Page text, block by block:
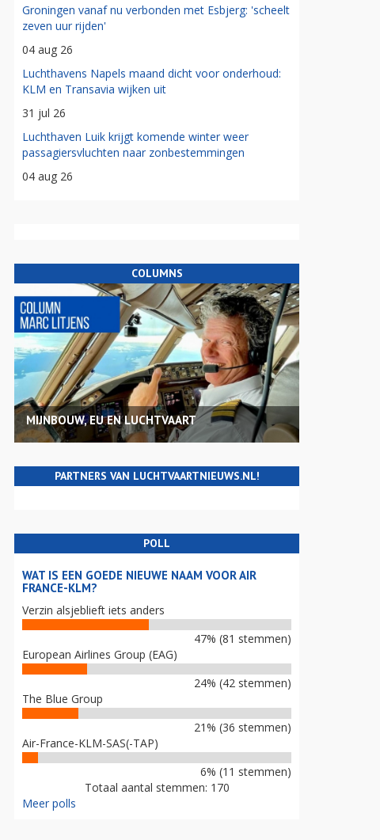
Groningen vanaf nu verbonden met Esbjerg: 'scheelt
zeven uur rijden'
04 aug 26
Luchthavens Napels maand dicht voor onderhoud:
KLM en Transavia wijken uit
31 jul 26
Luchthaven Luik krijgt komende winter weer
passagiersvluchten naar zonbestemmingen
04 aug 26
COLUMNS
MIJNBOUW, EU EN LUCHTVAART
PARTNERS VAN LUCHTVAARTNIEUWS.NL!
POLL
WAT IS EEN GOEDE NIEUWE NAAM VOOR AIR
FRANCE-KLM?
Verzin alsjeblieft iets anders
47% (81 stemmen)
European Airlines Group (EAG)
24% (42 stemmen)
The Blue Group
21% (36 stemmen)
Air-France-KLM-SAS(-TAP)
6% (11 stemmen)
Totaal aantal stemmen: 170
Meer polls